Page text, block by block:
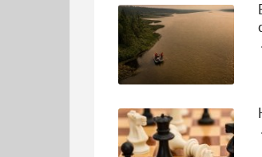
В Югре